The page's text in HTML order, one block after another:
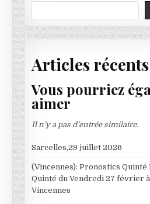
Articles récents
Vous pourriez
aimer
Il n’y a pas d’entrée similaire.
Sarcelles,29 juillet 2026
(Vincennes): Pronostics Quinté
Quinté du Vendredi 27 février
Vincennes